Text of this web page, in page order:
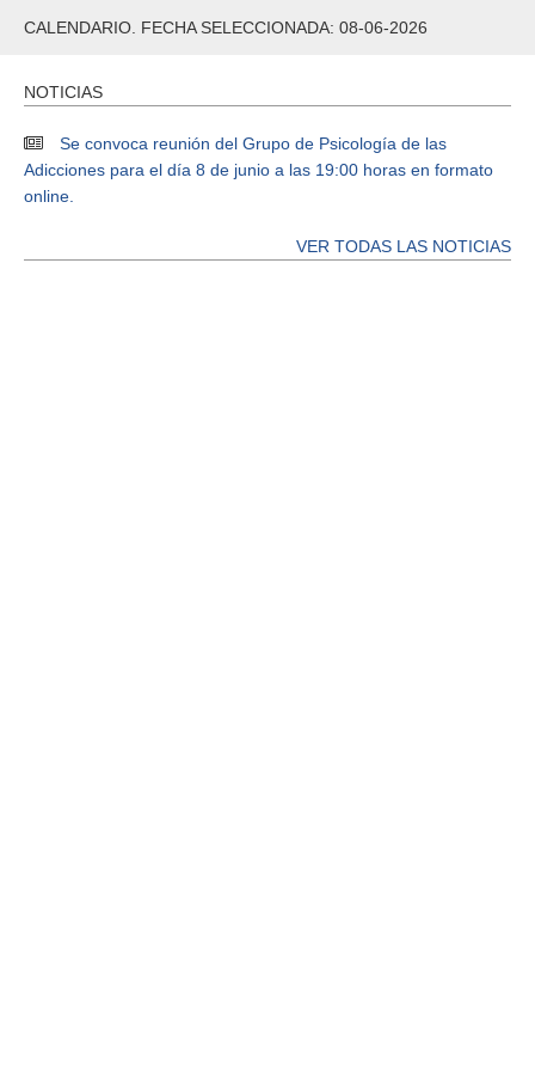
CALENDARIO. FECHA SELECCIONADA: 08-06-2026
NOTICIAS
Se convoca reunión del Grupo de Psicología de las
Adicciones para el día 8 de junio a las 19:00 horas en formato
online.
VER TODAS LAS NOTICIAS